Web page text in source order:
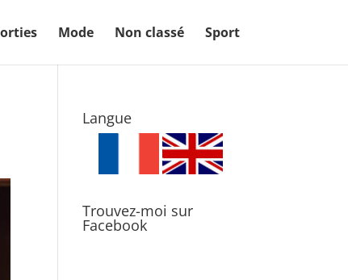
Mode Non classé Sport
Langue
Trouvez-moi sur
Facebook